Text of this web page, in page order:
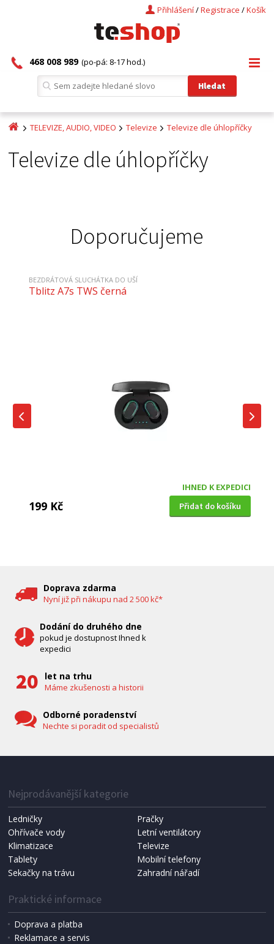
Košík
/
Registrace
/
Přihlášení
468 008 989 (po-pá: 8-17 hod.)
TELEVIZE, AUDIO, VIDEO Televize Televize dle úhlopříčky
Televize dle úhlopříčky
Doporučujeme
BEZDRÁTOVÁ SLUCHÁTKA DO UŠÍ
Tblitz A7s TWS černá
IHNED K EXPEDICI
199 Kč Přidat do košíku
NÁHRADNÍ SÁČKY DO VYSAVAČE
Koma KRA-SB02S (Multi Bag, S-BAG SMS)
Doprava zdarma
Nyní již při nákupu nad 2 500 kč*
Dodání do druhého dne
pokud je dostupnost Ihned k
expedici
let na trhu
Máme zkušenosti a historii
Odborné poradenství
Nechte si poradit od specialistů
Nejprodávanější kategorie
Ledničky
Pračky
Ohřívače vody
Letní ventilátory
Klimatizace
Televize
Tablety
Mobilní telefony
Sekačky na trávu
Zahradní nářadí
Praktické informace
Doprava a platba
Reklamace a servis